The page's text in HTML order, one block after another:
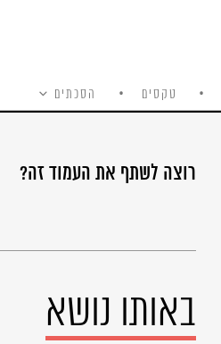
טקסים הסכתים
רוצה לשתף את העמוד זה?
באותו נושא